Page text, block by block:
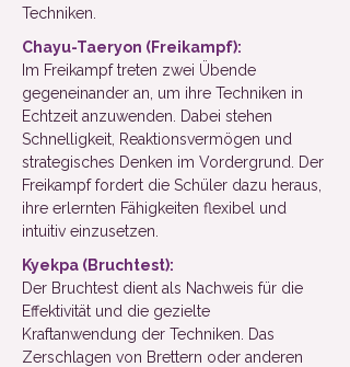
Techniken.
Chayu-Taeryon (Freikampf):
Im Freikampf treten zwei Übende
gegeneinander an, um ihre Techniken in
Echtzeit anzuwenden. Dabei stehen
Schnelligkeit, Reaktionsvermögen und
strategisches Denken im Vordergrund. Der
Freikampf fordert die Schüler dazu heraus,
ihre erlernten Fähigkeiten flexibel und
intuitiv einzusetzen.
Kyekpa (Bruchtest):
Der Bruchtest dient als Nachweis für die
Effektivität und die gezielte
Kraftanwendung der Techniken. Das
Zerschlagen von Brettern oder anderen